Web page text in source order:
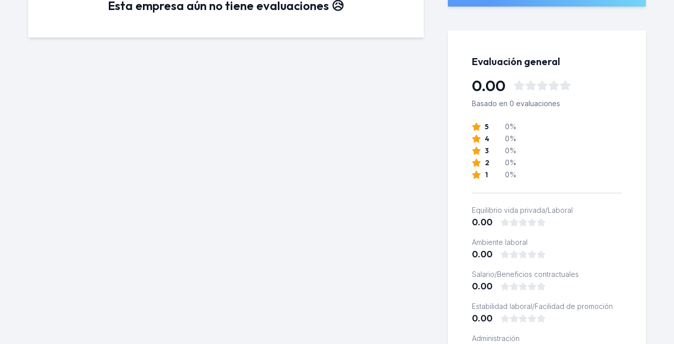
Esta empresa aún no tiene evaluaciones 😥
Evaluación general
0.00
Basado en 0 evaluaciones
5 0%
4 0%
3 0%
2 0%
1 0%
Equilibrio vida privada/Laboral
0.00
Ambiente laboral
0.00
Salario/Beneficios contractuales
0.00
Estabilidad laboral/Facilidad de promoción
0.00
Administración